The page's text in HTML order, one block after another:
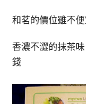
和茗的價位雖不
香濃不澀的抹茶
錢